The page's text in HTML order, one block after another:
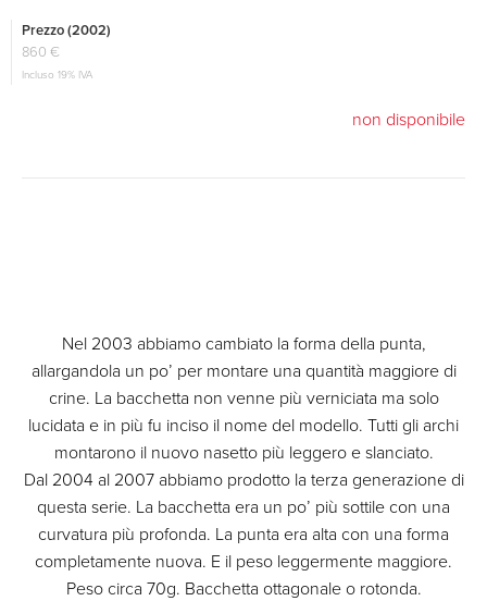
Prezzo (2002)
860 €
Incluso 19% IVA
non disponibile
Nel 2003 abbiamo cambiato la forma della punta,
allargandola un po’ per montare una quantità maggiore di
crine. La bacchetta non venne più verniciata ma solo
lucidata e in più fu inciso il nome del modello. Tutti gli archi
montarono il nuovo nasetto più leggero e slanciato.
Dal 2004 al 2007 abbiamo prodotto la terza generazione di
questa serie. La bacchetta era un po’ più sottile con una
curvatura più profonda. La punta era alta con una forma
completamente nuova. E il peso leggermente maggiore.
Peso circa 70g. Bacchetta ottagonale o rotonda.